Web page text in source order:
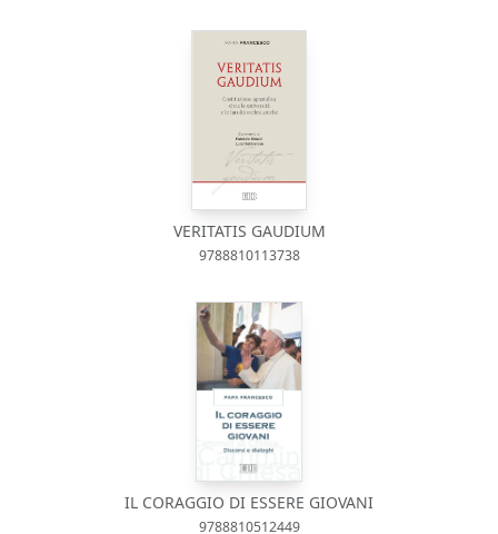
VERITATIS GAUDIUM
9788810113738
IL CORAGGIO DI ESSERE GIOVANI
9788810512449